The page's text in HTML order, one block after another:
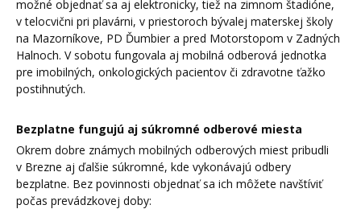
možné objednať sa aj elektronicky, tiež na zimnom štadióne,
v telocvični pri plavárni, v priestoroch bývalej materskej školy
na Mazorníkove, PD Ďumbier a pred Motorstopom v Zadných
Halnoch. V sobotu fungovala aj mobilná odberová jednotka
pre imobilných, onkologických pacientov či zdravotne ťažko
postihnutých.
Bezplatne fungujú aj súkromné odberové miesta
Okrem dobre známych mobilných odberových miest pribudli
v Brezne aj ďalšie súkromné, kde vykonávajú odbery
bezplatne. Bez povinnosti objednať sa ich môžete navštíviť
počas prevádzkovej doby: